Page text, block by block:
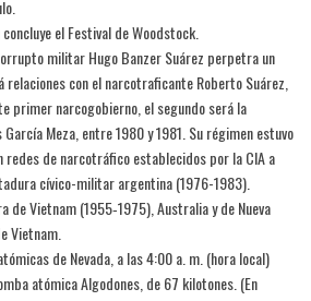
el Festival de Woodstock.
militar Hugo Banzer Suárez perpetra un
con el narcotraficante Roberto Suárez,
primer narcogobierno, el segundo será la
Meza, entre 1980 y 1981. Su régimen estuvo
redes de narcotráfico establecidos por la CIA a
cívico-militar argentina (1976-1983).
de Vietnam (1955‑1975), Australia y de Nueva
Vietnam.
de Nevada, a las 4:00 a. m. (hora local)
atómica Algodones, de 67 kilotones. (En